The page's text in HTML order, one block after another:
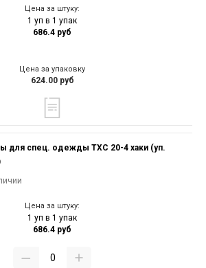
Цена за штуку:
1 уп в 1 упак
686.4 руб
Цена за упаковку
624.00 руб
для спец. одежды ТХС 20-4 хаки (уп.
Цена за штуку:
1 уп в 1 упак
686.4 руб